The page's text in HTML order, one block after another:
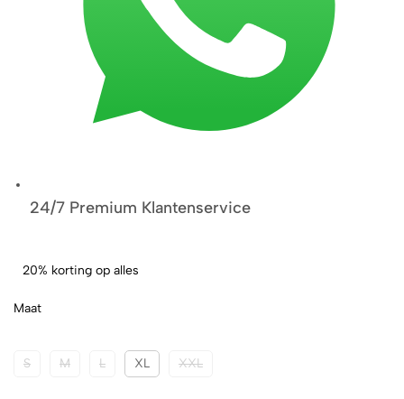
24/7 Premium Klantenservice
20% korting op alles
Maat
S M L XL XXL